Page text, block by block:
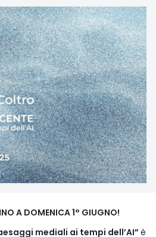
A DOMENICA 1° GIUGNO!
mediali ai tempi dell’AI” è